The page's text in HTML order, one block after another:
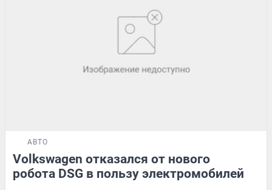
АВТО
Volkswagen отказался от нового
робота DSG в пользу электромобилей